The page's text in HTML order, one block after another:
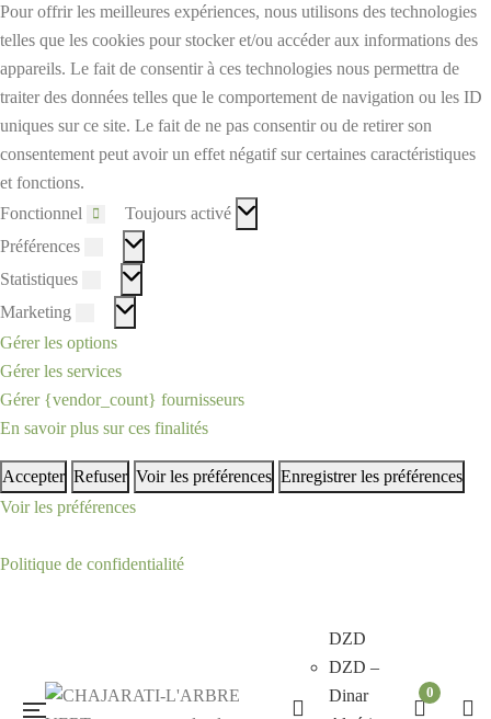
Pour offrir les meilleures expériences, nous utilisons des technologies
telles que les cookies pour stocker et/ou accéder aux informations des
appareils. Le fait de consentir à ces technologies nous permettra de
traiter des données telles que le comportement de navigation ou les ID
uniques sur ce site. Le fait de ne pas consentir ou de retirer son
consentement peut avoir un effet négatif sur certaines caractéristiques
et fonctions.
Fonctionnel
Fonctionnel
Toujours activé
Préférences
Statistiques
Marketing
Gérer les options
Gérer les services
Gérer {vendor_count} fournisseurs
En savoir plus sur ces finalités
Accepter Refuser Voir les préférences Enregistrer les préférences
Voir les préférences
Politique de confidentialité
DZD
DZD –
Dinar
0